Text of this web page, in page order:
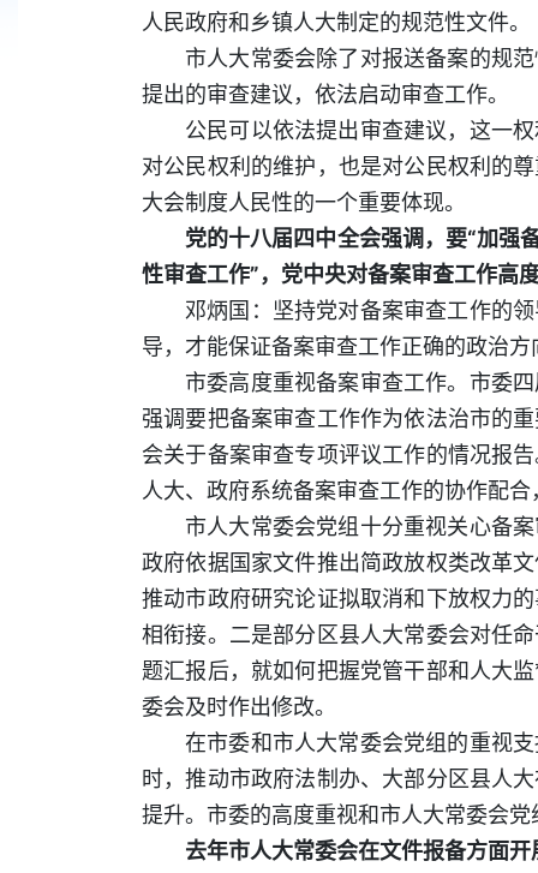
人民政府和乡镇人大制定的规范性文件
市人大常委会除了对报送备案的规
提出的审查建议，依法启动审查工作。
公民可以依法提出审查建议，这一
对公民权利的维护，也是对公民权利的
大会制度人民性的一个重要体现。
党的十八届四中全会强调，要“加强
性审查工作”，党中央对备案审查工作高
邓炳国：坚持党对备案审查工作的
导，才能保证备案审查工作正确的政治
市委高度重视备案审查工作。市委
强调要把备案审查工作作为依法治市的
会关于备案审查专项评议工作的情况报
人大、政府系统备案审查工作的协作配
市人大常委会党组十分重视关心备
政府依据国家文件推出简政放权类改革
推动市政府研究论证拟取消和下放权力
相衔接。二是部分区县人大常委会对任
题汇报后，就如何把握党管干部和人大
委会及时作出修改。
在市委和市人大常委会党组的重视
时，推动市政府法制办、大部分区县人
提升。市委的高度重视和市人大常委会
去年市人大常委会在文件报备方面